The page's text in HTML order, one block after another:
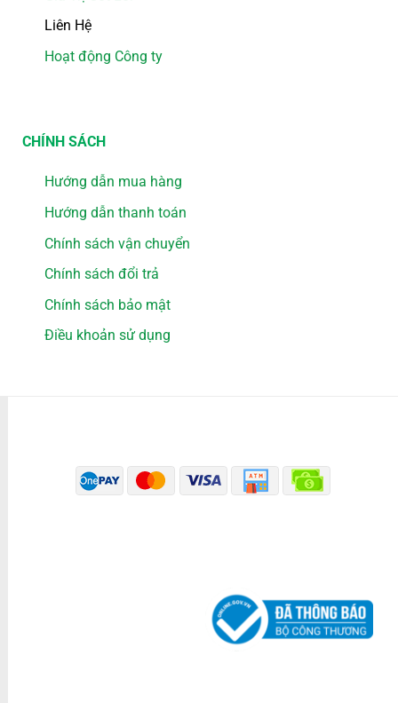
Liên Hệ
Hoạt động Công ty
CHÍNH SÁCH
Hướng dẫn mua hàng
Hướng dẫn thanh toán
Chính sách vận chuyển
Chính sách đổi trả
Chính sách bảo mật
Điều khoản sử dụng